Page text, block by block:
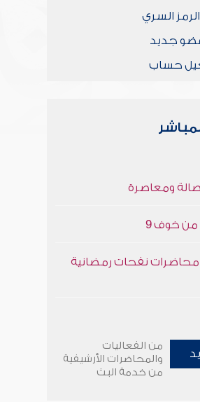
السري
جديد
حساب
ومعاصرة
من خوف 9
نفحات رمضانية
من الفعاليات
والمحاضرات الأرشيفية
من خدمة البث